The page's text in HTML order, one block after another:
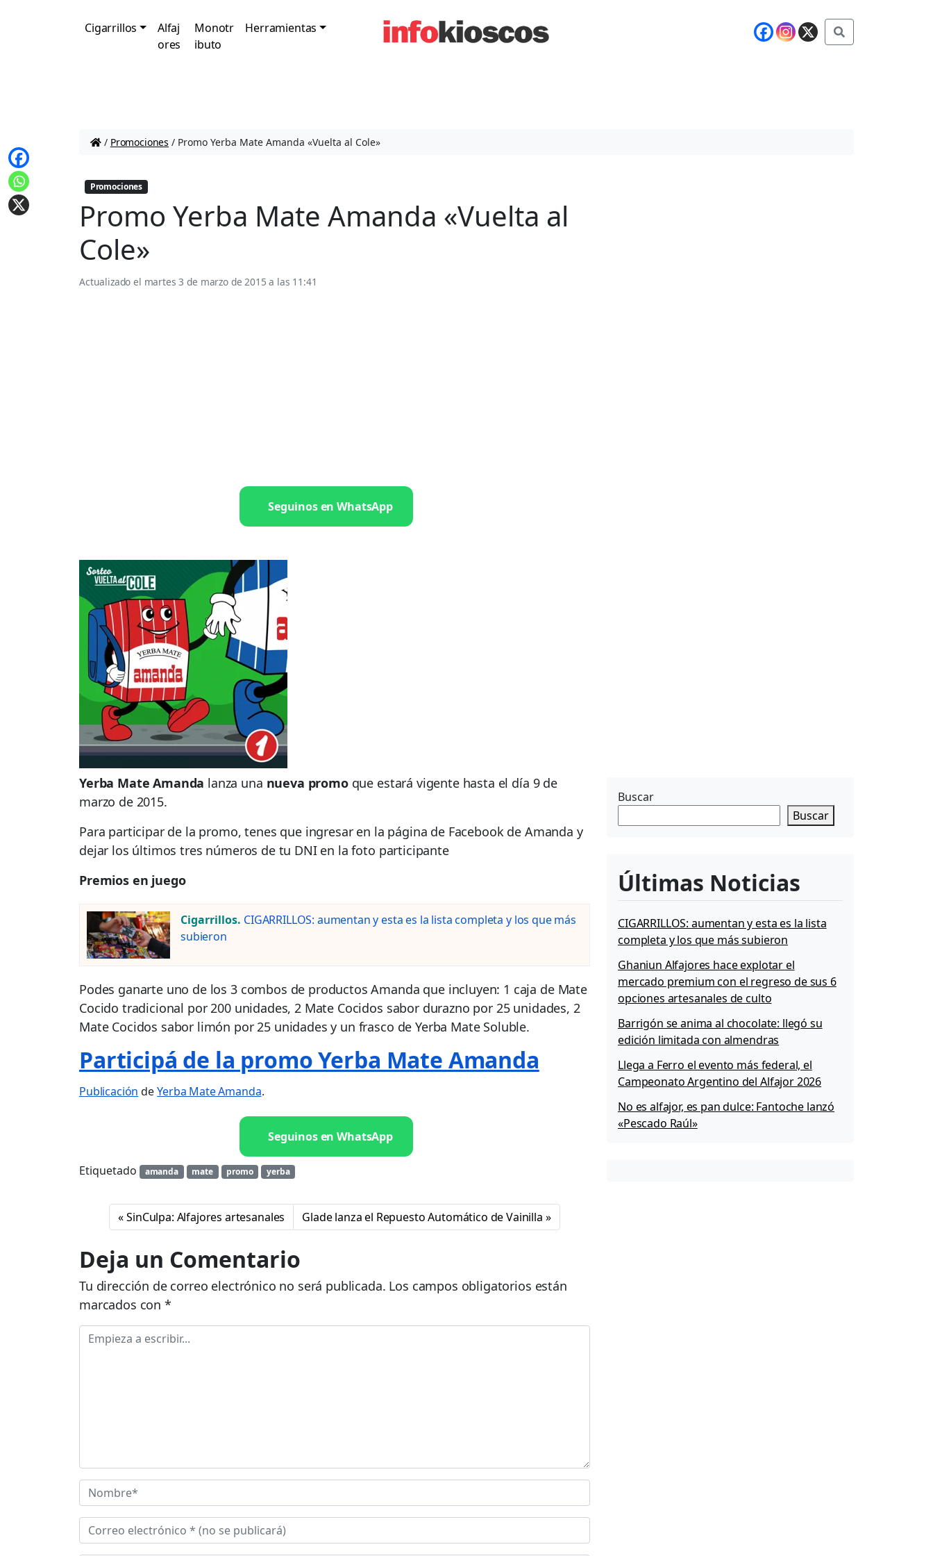
Cigarrillos
Alfaj
ores
Monotr
ibuto
Herramientas
/ Promociones / Promo Yerba Mate Amanda «Vuelta al Cole»
Promociones
Promo Yerba Mate Amanda «Vuelta al
Cole»
Actualizado el martes 3 de marzo de 2015 a las 11:41
Seguinos en WhatsApp
Yerba Mate Amanda lanza una nueva promoque estará vigente hasta el día 9 de
marzo de 2015.
Para participar de la promo, tenes que ingresar en la página de Facebook de Amanda y
dejar los últimos tres números de tu DNI en la foto participante
Premios en juego
Cigarrillos. CIGARRILLOS: aumentan y esta es la lista completa y los que más
subieron
Podes ganarte uno de los 3 combos de productos Amanda que incluyen: 1 caja de Mate
Cocido tradicional por 200 unidades, 2 Mate Cocidos sabor durazno por 25 unidades, 2
Mate Cocidos sabor limón por 25 unidades y un frasco de Yerba Mate Soluble.
Participá de la promo Yerba Mate Amanda
Publicación deYerba Mate Amanda.
Seguinos en WhatsApp
Etiquetado amanda mate promo yerba
SinCulpa: Alfajores artesanales Glade lanza el Repuesto Automático de Vainilla
Deja un Comentario
Tu dirección de correo electrónico no será publicada. Los campos obligatorios están
marcados con *
Buscar
Buscar
Últimas Noticias
CIGARRILLOS: aumentan y esta es la lista
completa y los que más subieron
Ghaniun Alfajores hace explotar el
mercado premium con el regreso de sus 6
opciones artesanales de culto
Barrigón se anima al chocolate: llegó su
edición limitada con almendras
Llega a Ferro el evento más federal, el
Campeonato Argentino del Alfajor 2026
No es alfajor, es pan dulce: Fantoche lanzó
«Pescado Raúl»